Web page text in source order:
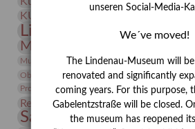
KUNSTWAND Künstler
Lindenau-Museum Marstall
Museumsgeschichte
Museumspädagogik Mäzen Napoleon
Objekt im Fokus
Paul Klee Peter Schnürpel
Provenienz
Restaurierung Restitution Rudi Lesser
Sammlung Samstagszeichner
unseren Social-Media-
We´ve moved!
The Lindenau-Museum will
renovated and significantly
coming years. For this purpose,
Gabelentzstraße will be closed.
the museum has reopened